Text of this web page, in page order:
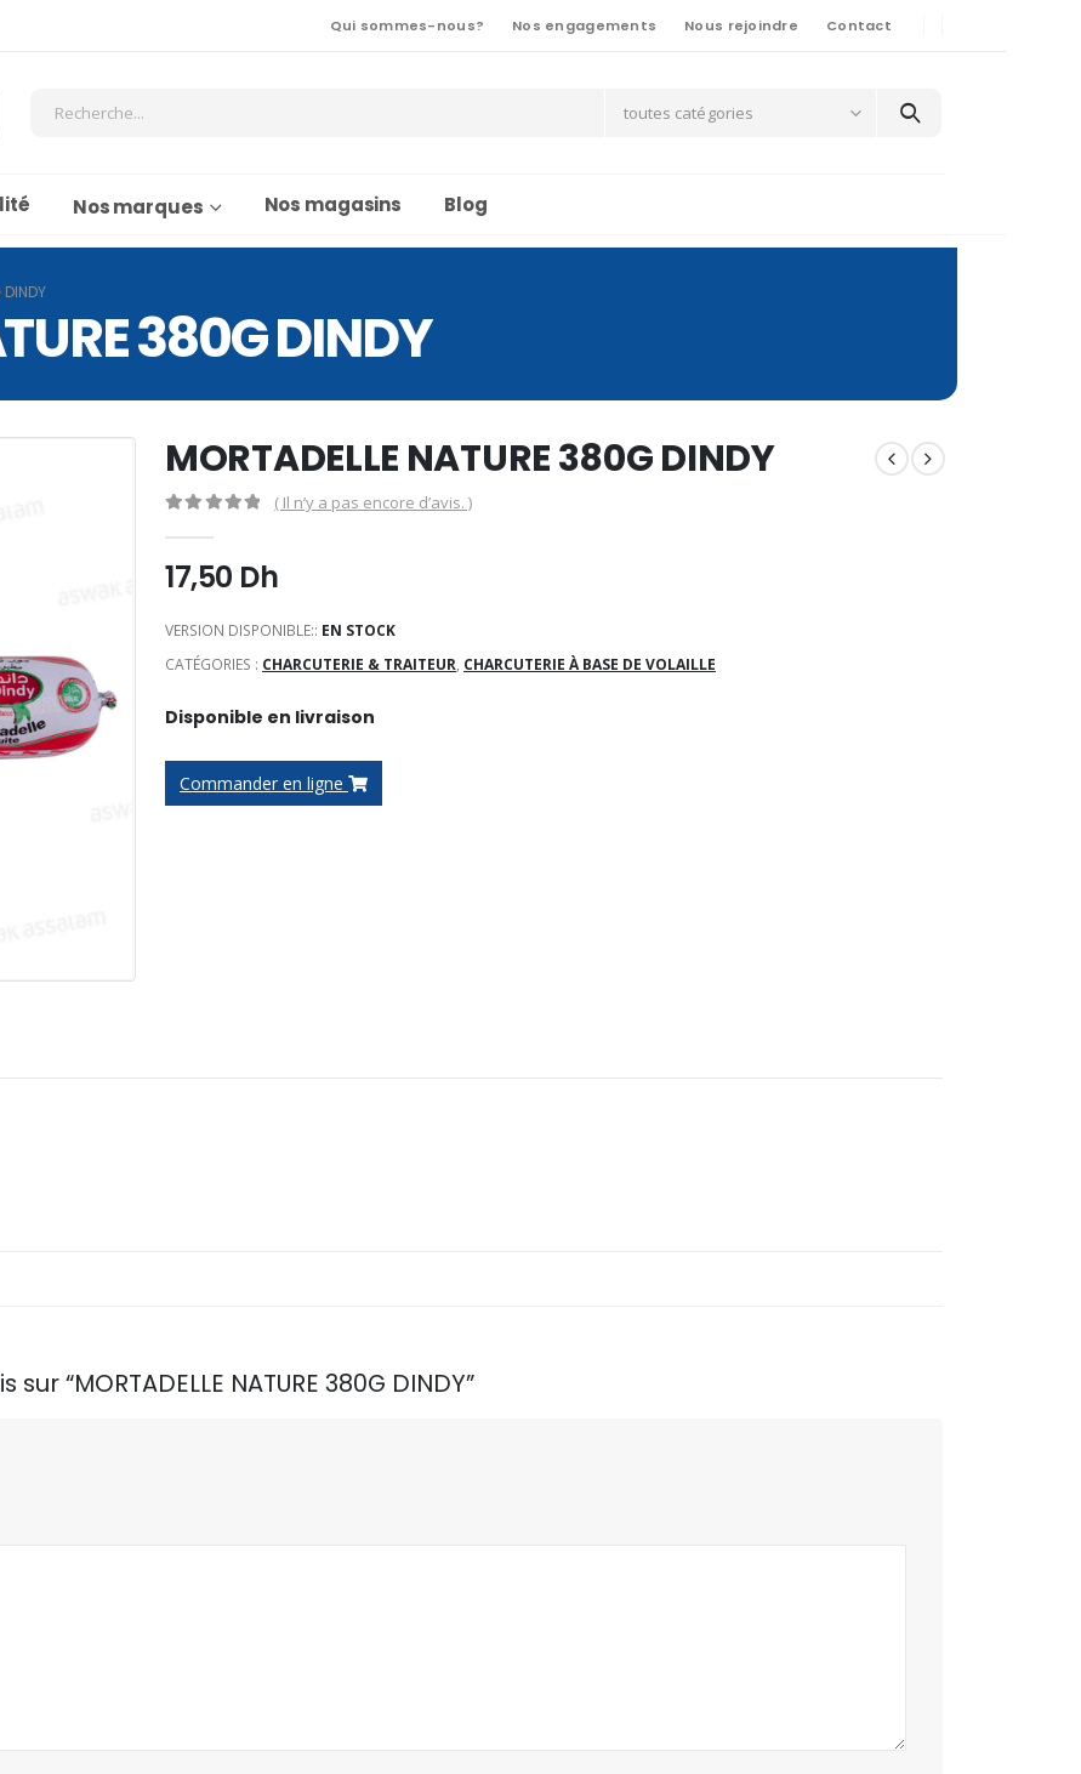
Qui sommes-nous? Nos engagements Nous rejoindre Contact
toutes catégories
Nos marques Nos magasins Blog
DINDY
380G DINDY
MORTADELLE NATURE 380G DINDY
( Il n’y a pas encore d’avis. )
17,50 Dh
VERSION DISPONIBLE:: EN STOCK
CATÉGORIES : CHARCUTERIE & TRAITEUR, CHARCUTERIE À BASE DE VOLAILLE
Disponible en livraison
Commander en ligne
“MORTADELLE NATURE 380G DINDY”